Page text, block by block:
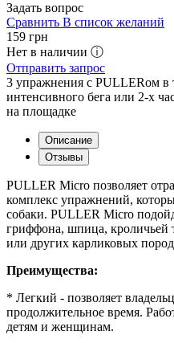
Задать вопрос
Сравнить В список желаний
159 грн
Нет в наличии ⓘ
Отправить запрос
3 упражнения с PULLERом в
интенсивного бега или 2-х
на площадке
Описание
Отзывы
PULLER Micro позволяет
комплекс упражнений,
собаки. PULLER Micro
гриффона, шпица, кроличьей
или других карликовых
Преимущества:
* Легкий - позволяет
продолжительное время.
детям и женщинам.